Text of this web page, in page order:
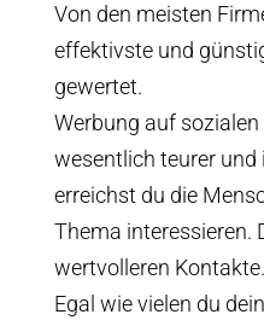
Von den meisten
effektivste und
gewertet.
Werbung auf
wesentlich teurer
erreichst du die
Thema interessieren.
wertvolleren Kontakte.
Egal wie vielen du